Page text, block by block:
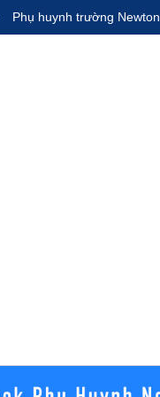
Phụ huynh trường Newton